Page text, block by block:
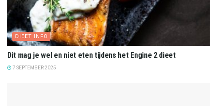
DIEET INFO
Dit mag je wel en niet eten tijdens het Engine 2 dieet
7 SEPTEMBER 2025